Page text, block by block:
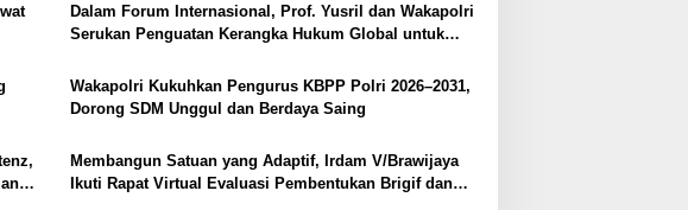
Dalam Forum Internasional, Prof. Yusril dan Wakapolri
Serukan Penguatan Kerangka Hukum Global untuk
Wakapolri Kukuhkan Pengurus KBPP Polri 2026–2031,
Dorong SDM Unggul dan Berdaya Saing
Membangun Satuan yang Adaptif, Irdam V/Brawijaya
Ikuti Rapat Virtual Evaluasi Pembentukan Brigif dan